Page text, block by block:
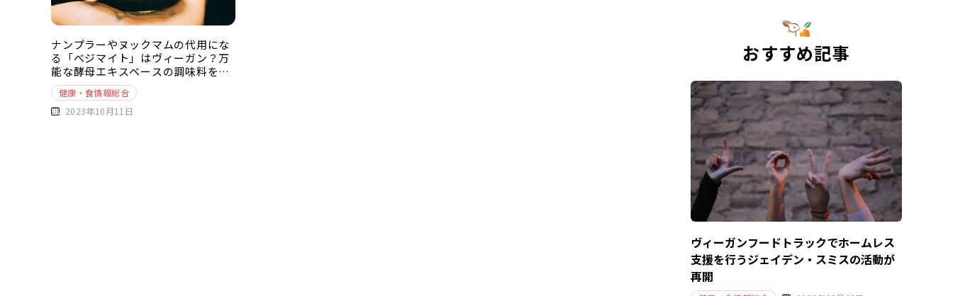
ナンプラーやヌックマムの代用にな
る「ベジマイト」はヴィーガン？万
能な酵母エキスベースの調味料を徹
底解説
健康・食情報総合
2023年10月11日
おすすめ記事
ヴィーガンフードトラックでホームレス
支援を行うジェイデン・スミスの活動が
再開